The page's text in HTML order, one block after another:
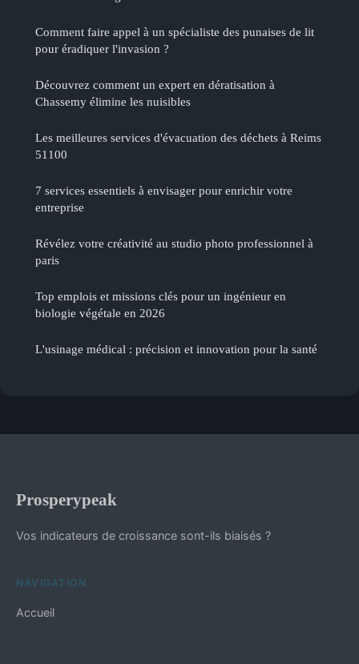
Comment faire appel à un spécialiste des punaises de lit
pour éradiquer l'invasion ?
Découvrez comment un expert en dératisation à
Chassemy élimine les nuisibles
Les meilleures services d'évacuation des déchets à Reims
51100
7 services essentiels à envisager pour enrichir votre
entreprise
Révélez votre créativité au studio photo professionnel à
paris
Top emplois et missions clés pour un ingénieur en
biologie végétale en 2026
L'usinage médical : précision et innovation pour la santé
Prosperypeak
Vos indicateurs de croissance sont-ils biaisés ?
NAVIGATION
Accueil